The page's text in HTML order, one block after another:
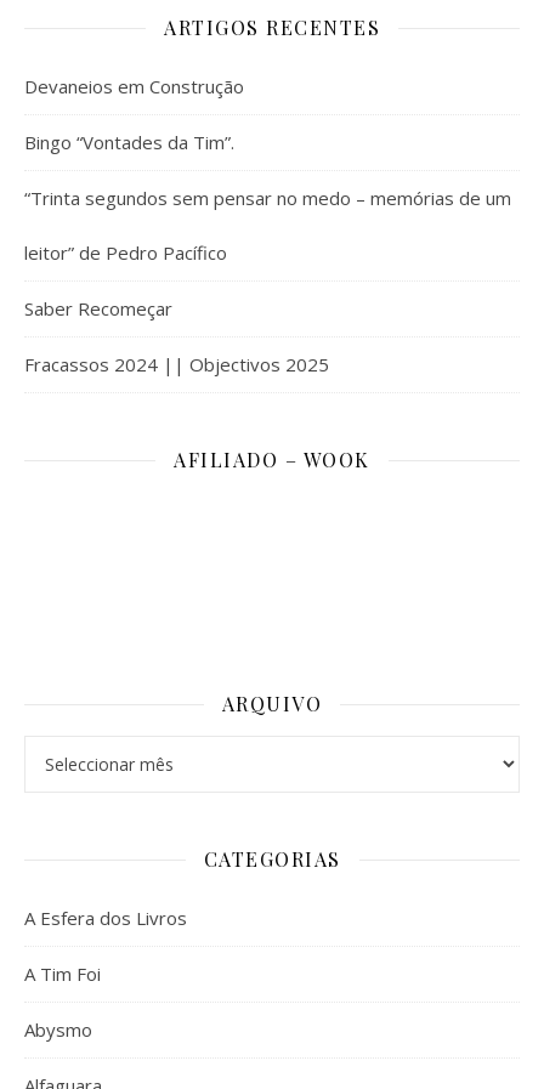
ARTIGOS RECENTES
Devaneios em Construção
Bingo “Vontades da Tim”.
“Trinta segundos sem pensar no medo – memórias de um
leitor” de Pedro Pacífico
Saber Recomeçar
Fracassos 2024 || Objectivos 2025
AFILIADO – WOOK
ARQUIVO
CATEGORIAS
A Esfera dos Livros
A Tim Foi
Abysmo